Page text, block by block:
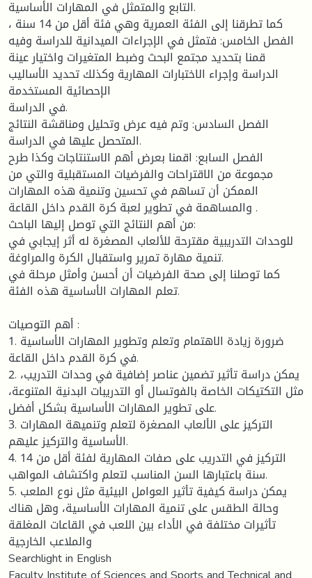
التابع والمتمثل في المهارات الأساسية.
، كما تطرقنا إلى الفئة العمرية وهي فئة أقل من 14 سنة
الفصل الخامس: فتمثل في الإجراءات الميدانية للدراسة وفيه
قمنا بتحديد مجتمع البحث وضبط المتغيرات واختيار عينة
الدراسة وإجراء الاختبارات المهارية وكذلك تحديد الأساليب
الإحصائية المستخدمة
في الدراسة.
الفصل السادس: وتم فيه عرض وتحليل ومناقشة النتائج
المتحصل عليها في الدراسة.
الفصل السابع: اقمنا بعرض أهم الاستنتاجات وكذا طرح
مجموعة من الاقتراحات والفرضيات المستقبلية والتي من
الممكن أن تساهم في تحسين وتنمية هذه المهارات
والمساهمة في تطوير لعبة كرة القدم داخل القاعة .
من أهم النتائج التي توصل إليها الباحث:
للوحدات التدريبية مقترحة للألعاب المصغرة له أثر إيجابي في
تنمية مهارة تمرير واستقبال الكرة والمراوغة.
كما توصلنا إلى صحة الفرضيات أن أحسن وأمثل مرحلة في
تعلم المهارات الأساسية هذه الفئة.
أهم التوصيات :
1. ضرورة زيادة الاهتمام وتعلم وتطوير المهارات الأساسية
في كرة القدم داخل القاعة.
2. يمكن دراسة تأثير تضمين عناصر إضافية في وحدات التدريب،
مثل التكتيكات الخاصة بالفوتسال أو التدريبات البدنية المتنوعة،
على تطوير المهارات الأساسية بشكل أفضل.
3. التركيز على الألعاب المصغرة لتعلم وتنميهة المهارات
الأساسية والتركيز عليهم.
4. التركيز في التدريب على صفات المهارية لفئة أقل من 14
سنة باعتبارها السن المناسب لتعلم واكتشاف المواهب.
5. يمكن دراسة كيفية تأثير العوامل البيئية مثل نوع الملعب
وحالة الطقس على تنمية المهارات الأساسية، وهل هناك
تأثيرات مختلفة في الأداء بين اللعب في القاعات المغلقة
والملاعب الخارجية
Searchlight in English